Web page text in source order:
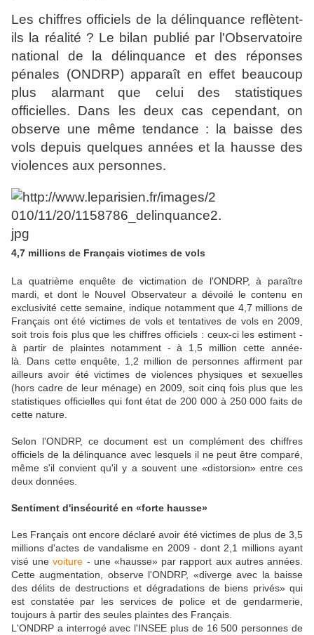
Les chiffres officiels de la délinquance reflètent-
ils la réalité ? Le bilan publié par l'Observatoire
national de la délinquance et des réponses
pénales (ONDRP) apparaît en effet beaucoup
plus alarmant que celui des statistiques
officielles. Dans les deux cas cependant, on
observe une même tendance : la baisse des
vols depuis quelques années et la hausse des
violences aux personnes.
4,7 millions de Français victimes de vols
La quatrième enquête de victimation de l'ONDRP, à paraître
mardi, et dont le Nouvel Observateur a dévoilé le contenu en
exclusivité cette semaine, indique notamment que 4,7 millions de
Français ont été victimes de vols et tentatives de vols en 2009,
soit trois fois plus que les chiffres officiels : ceux-ci les estiment -
à partir de plaintes notamment - à 1,5 million cette année-
là. Dans cette enquête, 1,2 million de personnes affirment par
ailleurs avoir été victimes de violences physiques et sexuelles
(hors cadre de leur ménage) en 2009, soit cinq fois plus que les
statistiques officielles qui font état de 200 000 à 250 000 faits de
cette nature.
Selon l'ONDRP, ce document est un complément des chiffres
officiels de la délinquance avec lesquels il ne peut être comparé,
même s'il convient qu'il y a souvent une «distorsion» entre ces
deux données.
Sentiment d'insécurité en «forte hausse»
Les Français ont encore déclaré avoir été victimes de plus de 3,5
millions d'actes de vandalisme en 2009 - dont 2,1 millions ayant
visé unevoiture - une «hausse» par rapport aux autres années.
Cette augmentation, observe l'ONDRP, «diverge avec la baisse
des délits de destructions et dégradations de biens privés» qui
est constatée par les services de police et de gendarmerie,
toujours à partir des seules plaintes des Français.
L'ONDRP a interrogé avec l'INSEE plus de 16 500 personnes de